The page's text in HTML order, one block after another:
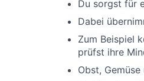
Du sorgst für
Dabei
Zum Beispiel
prüfst ihre
Obst,